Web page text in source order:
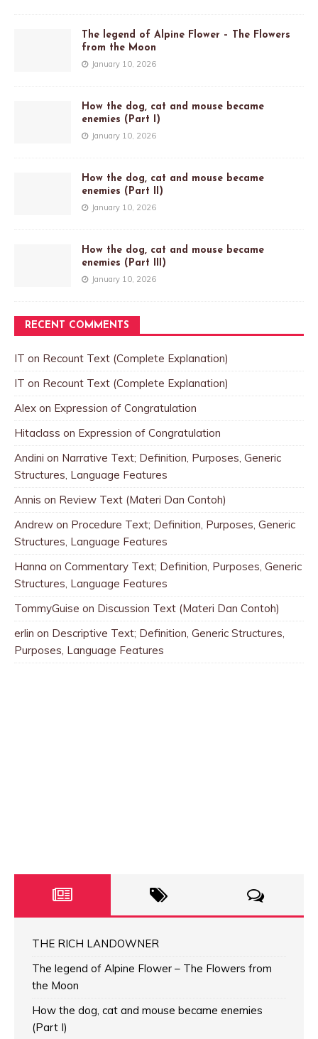
The legend of Alpine Flower – The Flowers
from the Moon
January 10, 2026
How the dog, cat and mouse became
enemies (Part I)
January 10, 2026
How the dog, cat and mouse became
enemies (Part II)
January 10, 2026
How the dog, cat and mouse became
enemies (Part III)
January 10, 2026
RECENT COMMENTS
IT on Recount Text (Complete Explanation)
IT on Recount Text (Complete Explanation)
Alex on Expression of Congratulation
Hitaclass on Expression of Congratulation
Andini on Narrative Text; Definition, Purposes, Generic
Structures, Language Features
Annis on Review Text (Materi Dan Contoh)
Andrew on Procedure Text; Definition, Purposes, Generic
Structures, Language Features
Hanna on Commentary Text; Definition, Purposes, Generic
Structures, Language Features
TommyGuise on Discussion Text (Materi Dan Contoh)
erlin on Descriptive Text; Definition, Generic Structures,
Purposes, Language Features
THE RICH LANDOWNER
The legend of Alpine Flower – The Flowers from
the Moon
How the dog, cat and mouse became enemies
(Part I)